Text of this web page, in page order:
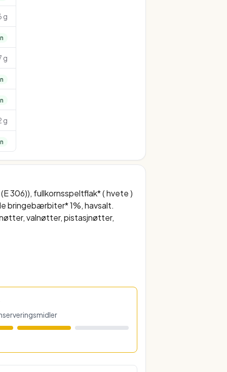
g
g
g
306)), fullkornsspeltflak* ( hvete )
bringebærbiter* 1%, havsalt.
valnøtter, pistasjnøtter,